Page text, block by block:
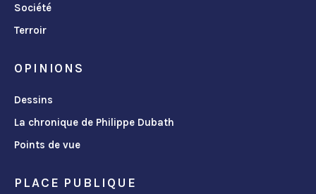
Société
Terroir
OPINIONS
Dessins
La chronique de Philippe Dubath
Points de vue
PLACE PUBLIQUE